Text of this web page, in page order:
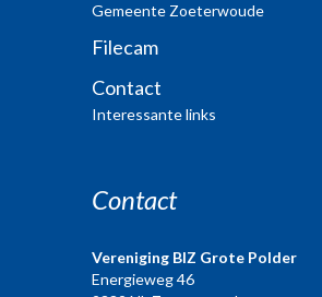
Gemeente Zoeterwoude
Filecam
Contact
Interessante links
Contact
Vereniging BIZ Grote Polder
Energieweg 46